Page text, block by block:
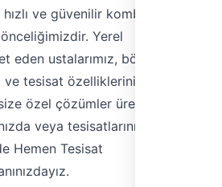
ve güvenilir kombi
Yerel
eden ustalarımız, bölgenin
ve tesisat özelliklerini
özel çözümler üretir.
veya tesisatlarınızdaki
Hemen Tesisat